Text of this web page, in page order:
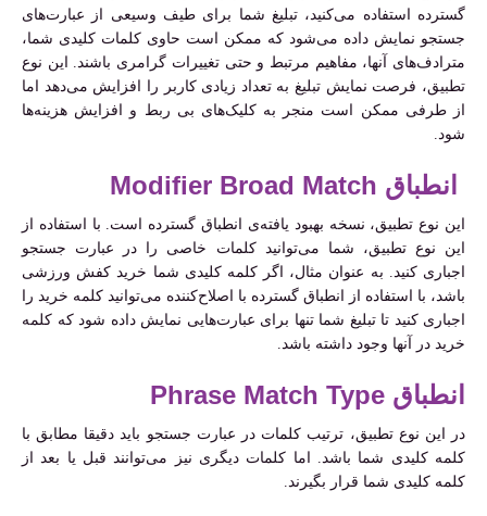
گسترده استفاده می‌کنید، تبلیغ شما برای طیف وسیعی از عبارت‌های
جستجو نمایش داده می‌شود که ممکن است حاوی کلمات کلیدی شما،
مترادف‌های آنها، مفاهیم مرتبط و حتی تغییرات گرامری باشند. این نوع
تطبیق، فرصت نمایش تبلیغ به تعداد زیادی کاربر را افزایش می‌دهد اما
از طرفی ممکن است منجر به کلیک‌های بی ربط و افزایش هزینه‌ها
شود.
انطباق Modifier Broad Match
این نوع تطبیق، نسخه بهبود یافته‌ی انطباق گسترده است. با استفاده از
این نوع تطبیق، شما می‌توانید کلمات خاصی را در عبارت جستجو
اجباری کنید. به عنوان مثال، اگر کلمه کلیدی شما خرید کفش ورزشی
باشد، با استفاده از انطباق گسترده با اصلاح‌کننده می‌توانید کلمه خرید را
اجباری کنید تا تبلیغ شما تنها برای عبارت‌هایی نمایش داده شود که کلمه
خرید در آنها وجود داشته باشد.
انطباق Phrase Match Type
در این نوع تطبیق، ترتیب کلمات در عبارت جستجو باید دقیقا مطابق با
کلمه کلیدی شما باشد. اما کلمات دیگری نیز می‌توانند قبل یا بعد از
کلمه کلیدی شما قرار بگیرند.